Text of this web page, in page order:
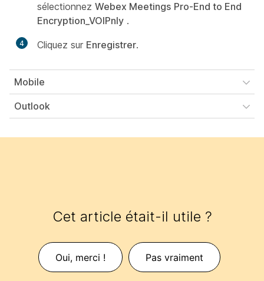
sélectionnez Webex Meetings Pro-End to End
Encryption_VOIPnly .
4 Cliquez sur Enregistrer.
Mobile
Outlook
Cet article était-il utile ?
Oui, merci ! Pas vraiment